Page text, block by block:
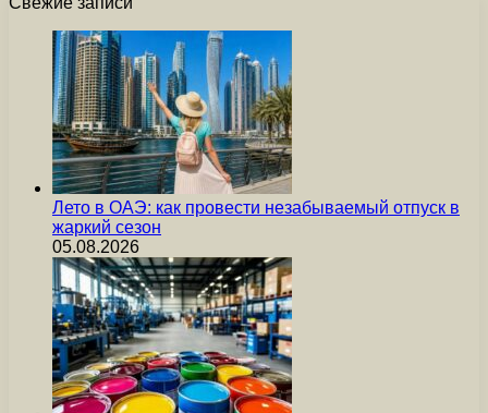
Лето в ОАЭ: как провести незабываемый отпуск в
жаркий сезон
05.08.2026